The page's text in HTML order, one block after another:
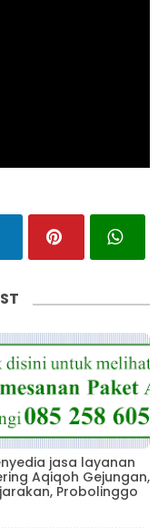
jasa layanan
Aqiqoh Gejungan,
Probolinggo